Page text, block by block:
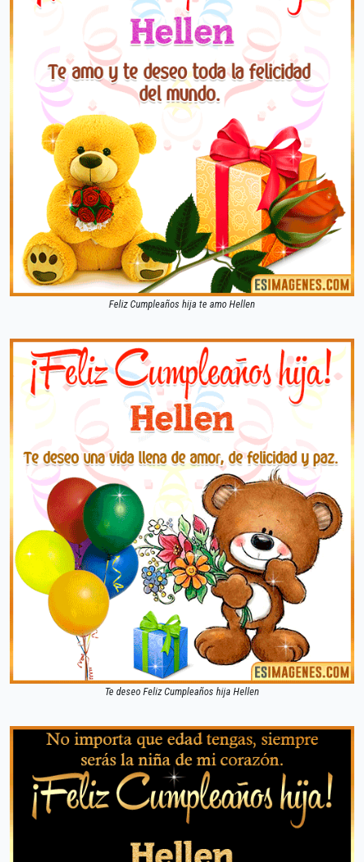
Feliz Cumpleaños hija te amo Hellen
Te deseo Feliz Cumpleaños hija Hellen